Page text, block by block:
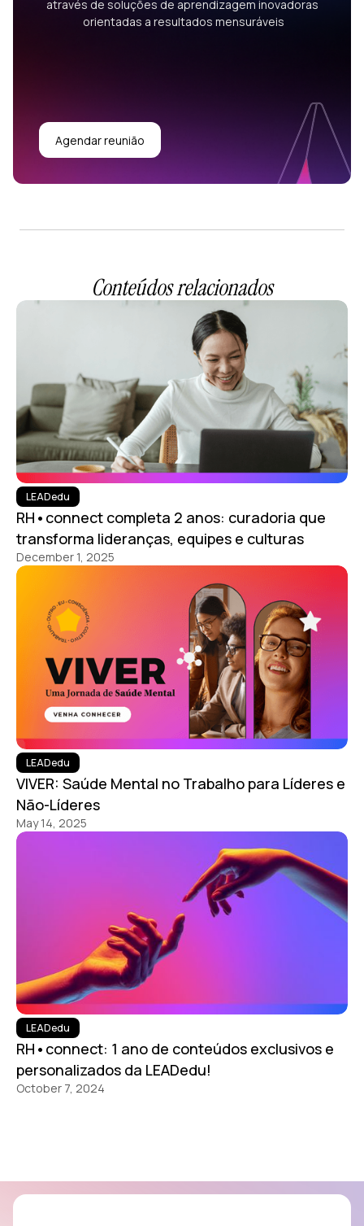
através de soluções de aprendizagem inovadoras
orientadas a resultados mensuráveis
Agendar reunião
Conteúdos relacionados
LEADedu
RH•connect completa 2 anos: curadoria que
transforma lideranças, equipes e culturas
December 1, 2025
LEADedu
VIVER: Saúde Mental no Trabalho para Líderes e
Não-Líderes
May 14, 2025
LEADedu
RH•connect: 1 ano de conteúdos exclusivos e
personalizados da LEADedu!
October 7, 2024